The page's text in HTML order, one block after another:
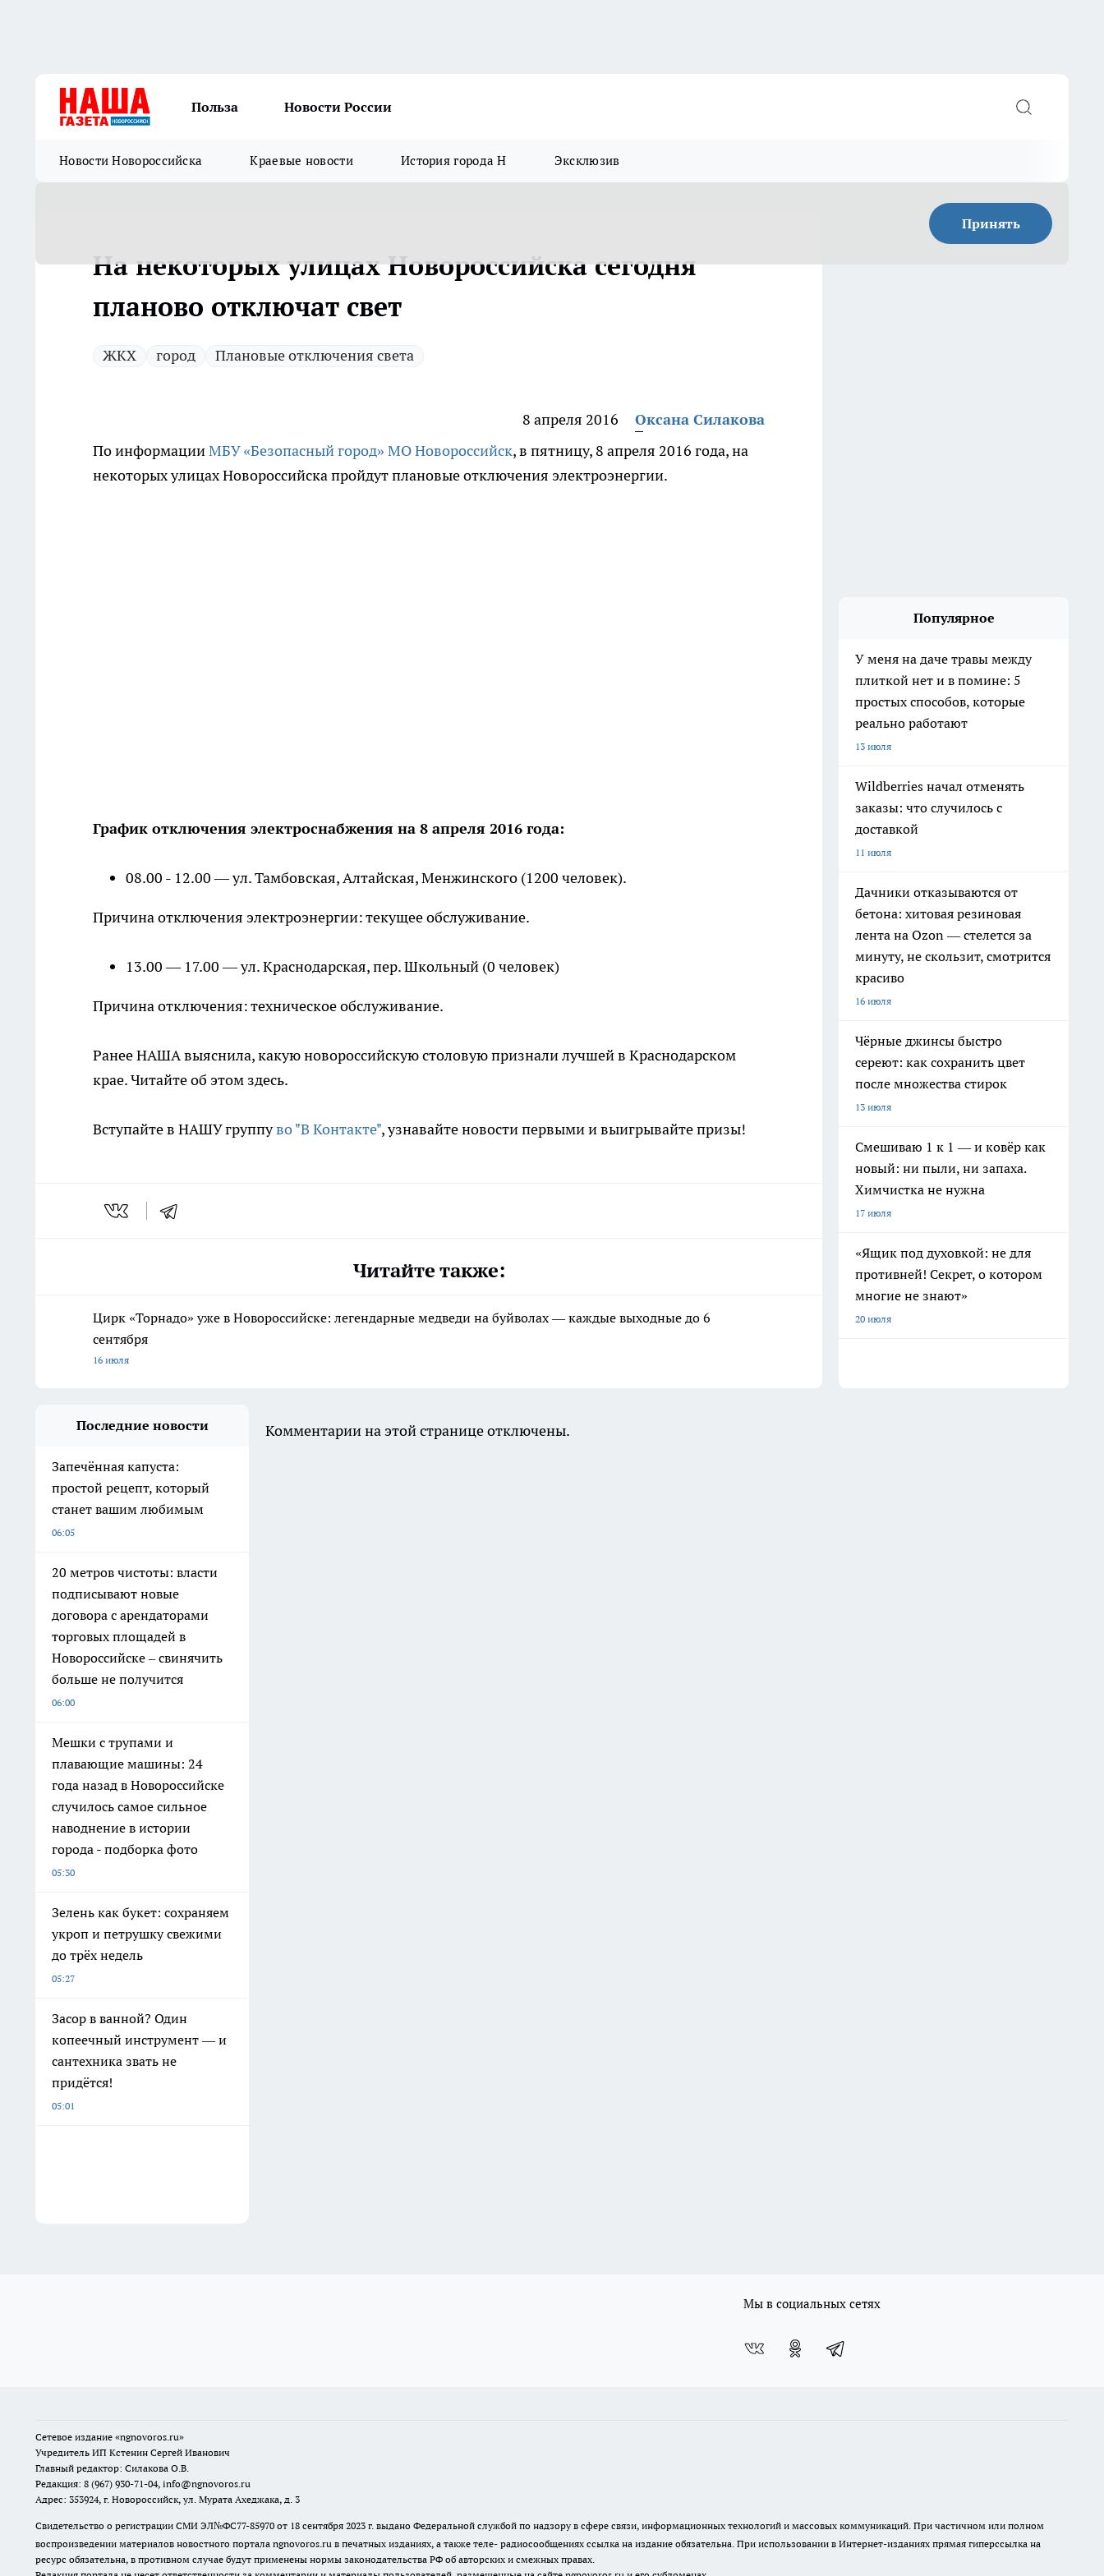
Польза Новости России
Новости Новороссийска Краевые новости История города Н Эксклюзив
Принять
На некоторых улицах Новороссийска сегодня
планово отключат свет
ЖКХ город Плановые отключения света
8 апреля 2016
Оксана Силакова
По информацииМБУ «Безопасный город» МО Новороссийск, в пятницу, 8 апреля 2016 года, на
некоторых улицах Новороссийска пройдут плановые отключения электроэнергии.
График отключения электроснабжения на 8 апреля 2016 года:
08.00 - 12.00 — ул. Тамбовская, Алтайская, Менжинского (1200 человек).
Причина отключения электроэнергии: текущее обслуживание.
13.00 — 17.00 — ул. Краснодарская, пер. Школьный (0 человек)
Причина отключения: техническое обслуживание.
Ранее НАША выяснила, какую новороссийскую столовую признали лучшей в Краснодарском
крае. Читайте об этом здесь.
Вступайте в НАШУ группуво "В Контакте", узнавайте новости первыми и выигрывайте призы!
Читайте также:
Цирк «Торнадо» уже в Новороссийске: легендарные медведи на буйволах — каждые выходные до 6
сентября
16 июля
Популярное
У меня на даче травы между
плиткой нет и в помине: 5
простых способов, которые
реально работают
13 июля
Wildberries начал отменять
заказы: что случилось с
доставкой
11 июля
Дачники отказываются от
бетона: хитовая резиновая
лента на Ozon — стелется за
минуту, не скользит, смотрится
красиво
16 июля
Чёрные джинсы быстро
сереют: как сохранить цвет
после множества стирок
13 июля
Смешиваю 1 к 1 — и ковёр как
новый: ни пыли, ни запаха.
Химчистка не нужна
17 июля
«Ящик под духовкой: не для
противней! Секрет, о котором
многие не знают»
20 июля
Последние новости
Запечённая капуста:
простой рецепт, который
станет вашим любимым
06:05
20 метров чистоты: власти
подписывают новые
договора с арендаторами
торговых площадей в
Новороссийске – свинячить
больше не получится
06:00
Мешки с трупами и
плавающие машины: 24
года назад в Новороссийске
случилось самое сильное
наводнение в истории
города - подборка фото
05:30
Зелень как букет: сохраняем
укроп и петрушку свежими
до трёх недель
05:27
Засор в ванной? Один
копеечный инструмент — и
сантехника звать не
придётся!
05:01
Комментарии на этой странице отключены.
Мы в социальных сетях
Сетевое издание «ngnovoros.ru»
Учредитель ИП Кстенин Сергей Иванович
Главный редактор: Силакова О.В.
Редакция: 8 (967) 930-71-04, info@ngnovoros.ru
Адрес: 353924, г. Новороссийск, ул. Мурата Ахеджака, д. 3
Свидетельство о регистрации СМИ ЭЛ№ФС77-85970 от 18 сентября 2023 г. выдано Федеральной службой по надзору в сфере связи, информационных технологий и массовых коммуникаций. При частичном или полном
воспроизведении материалов новостного портала ngnovoros.ru в печатных изданиях, а также теле- радиосообщениях ссылка на издание обязательна. При использовании в Интернет-изданиях прямая гиперссылка на
ресурс обязательна, в противном случае будут применены нормы законодательства РФ об авторских и смежных правах.